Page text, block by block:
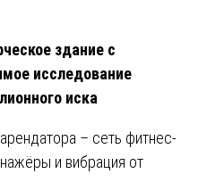
здание с
исследование
иска
– сеть фитнес-
и вибрация от